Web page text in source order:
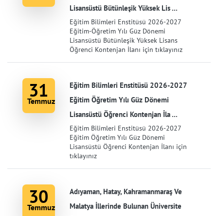
Lisansüstü Bütünleşik Yüksek Lis ...
Eğitim Bilimleri Enstitüsü 2026-2027
Eğitim-Öğretim Yılı Güz Dönemi
Lisansüstü Bütünleşik Yüksek Lisans
Öğrenci Kontenjan İlanı için tıklayınız
31
Temmuz
Eğitim Bilimleri Enstitüsü 2026-2027
Eğitim Öğretim Yılı Güz Dönemi
Lisansüstü Öğrenci Kontenjan İla ...
Eğitim Bilimleri Enstitüsü 2026-2027
Eğitim Öğretim Yılı Güz Dönemi
Lisansüstü Öğrenci Kontenjan İlanı için
tıklayınız
30
Temmuz
Adıyaman, Hatay, Kahramanmaraş Ve
Malatya İllerinde Bulunan Üniversite